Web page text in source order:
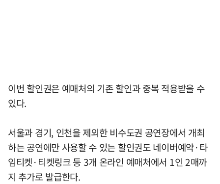
이번 할인권은 예매처의 기존 할인과 중복 적용받을 수
있다.
서울과 경기, 인천을 제외한 비수도권 공연장에서 개최
하는 공연에만 사용할 수 있는 할인권도 네이버예약·타
임티켓·티켓링크 등 3개 온라인 예매처에서 1인 2매까
지 추가로 발급한다.